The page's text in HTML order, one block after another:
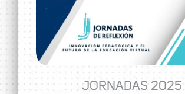
JORNADAS 2025